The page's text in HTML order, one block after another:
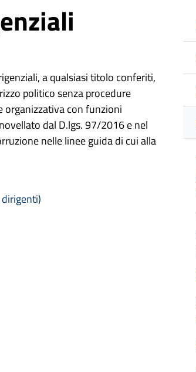
a qualsiasi titolo conferiti,
politico senza procedure
organizzativa con funzioni
dal D.lgs. 97/2016 e nel
nelle linee guida di cui alla